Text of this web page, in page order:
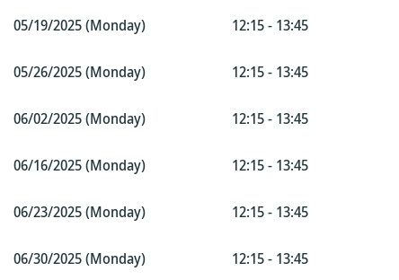
05/19/2025 (Monday)
12:15 - 13:45
05/26/2025 (Monday)
12:15 - 13:45
06/02/2025 (Monday)
12:15 - 13:45
06/16/2025 (Monday)
12:15 - 13:45
06/23/2025 (Monday)
12:15 - 13:45
06/30/2025 (Monday)
12:15 - 13:45